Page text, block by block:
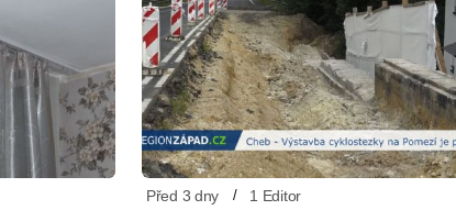
Před 3 dny 1 Editor